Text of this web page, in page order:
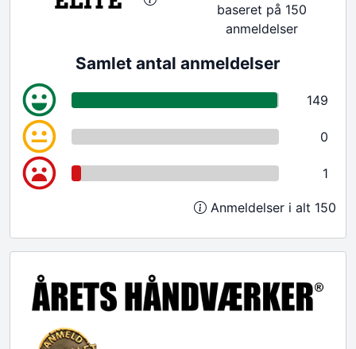
baseret på 150
anmeldelser
Samlet antal anmeldelser
149
0
1
Anmeldelser i alt 150